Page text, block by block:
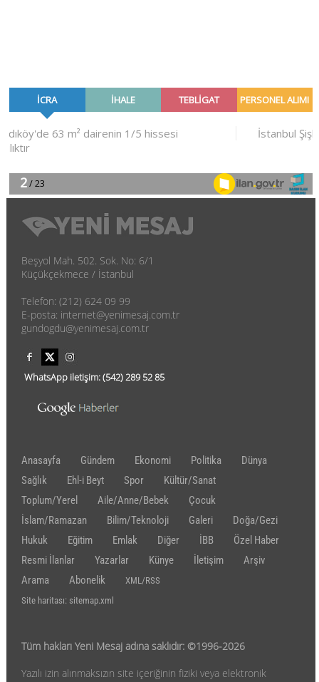
Beşyol Mah. 502. Sok. No: 6/1
Küçükçekmece / İstanbul
Telefon: (212) 624 09 99
E-posta: internet@yenimesaj.com.tr
gundogdu@yenimesaj.com.tr
WhatsApp iletişim:(542)289 52 85
Anasayfa Gündem Ekonomi Politika
Dünya
Sağlık
Ehl-i Beyt Spor
Kültür/Sanat
Toplum/Yerel
Aile/Anne/Bebek
Çocuk
İslam/Ramazan
Bilim/Teknoloji Galeri
Doğa/Gezi
Hukuk
Eğitim Emlak Diğer İBB
Özel Haber
Resmi İlanlar
Yazarlar Künye İletişim
Arşiv
Arama
Abonelik
XML/RSS
Site haritası: sitemap.xml
Tüm hakları Yeni Mesaj adına saklıdır: ©1996-2026
Yazılı izin alınmaksızın site içeriğinin fiziki veya elektronik